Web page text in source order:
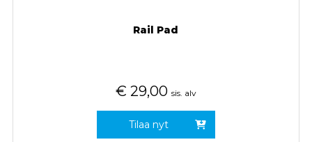
Rail Pad
€ 29,00 sis. alv
Tilaa nyt